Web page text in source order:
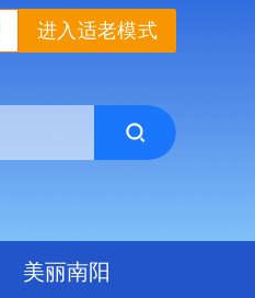
进入适老模式
美丽南阳